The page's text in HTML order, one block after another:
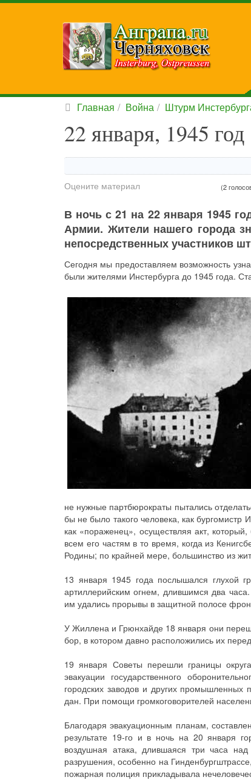
Главная Война Штурм
22 января, 1945 год
Оцените материал (2
В ночь с 21 на 22 января 1945
Армии. Жители нашего города
непосредственных участников
Сегодня мы предоставляем возможность
были жителями Инстербурга до 1945 года.
не нужные партбюрократы пытались
бы не было такого человека, как
как «пораженец», осуществляя акт,
всем его частям в то время, когда из
Родины; по крайней мере, большинство из
13 января 1945 года послышался глухой
артиллерийским огнем, длившимся два
им удались прорывы в защитной полосе
У Жиллена и Грюнхайде 18 января они
бор, в котором давно расположились их
19 января Советы перешли границы
эвакуации государственного
городских заводов и других
дан. При помощи громкоговорителей
Благодаря эвакуационным планам,
результате 19-го и в ночь на 20 января
воздушная атака, длившаяся три часа
разрушения, особенно на
пожарная полиция прикладывала